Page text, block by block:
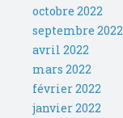
octobre 2022
septembre 2022
avril 2022
mars 2022
février 2022
janvier 2022